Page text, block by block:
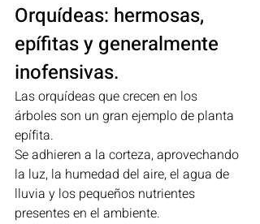
Orquídeas: hermosas,
epífitas y generalmente
inofensivas.
Las orquídeas que crecen en los
árboles son un gran ejemplo de planta
epífita.
Se adhieren a la corteza, aprovechando
la luz, la humedad del aire, el agua de
lluvia y los pequeños nutrientes
presentes en el ambiente.